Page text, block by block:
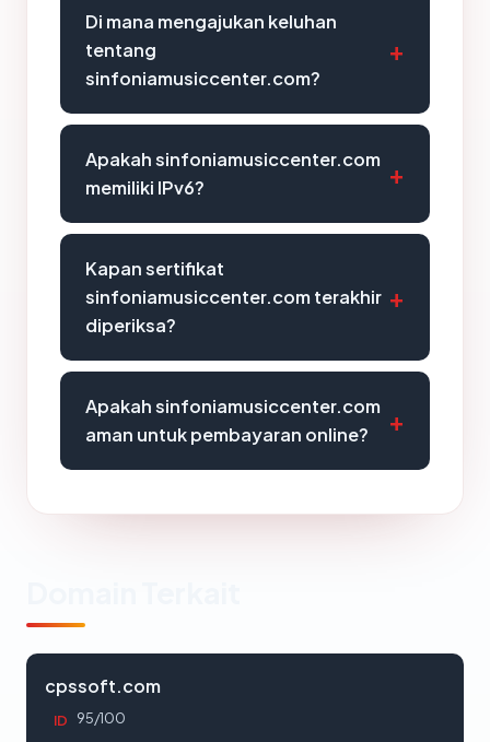
Di mana mengajukan keluhan
tentang
sinfoniamusiccenter.com?
Apakah sinfoniamusiccenter.com
memiliki IPv6?
Kapan sertifikat
sinfoniamusiccenter.com terakhir
diperiksa?
Apakah sinfoniamusiccenter.com
aman untuk pembayaran online?
cpssoft.com
ID 95/100